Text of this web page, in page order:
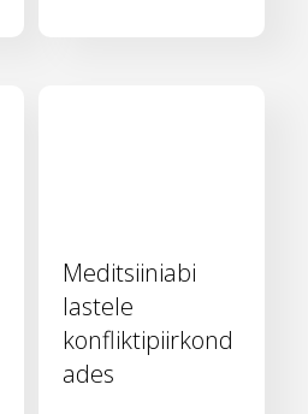
Meditsiiniabi
lastele
konfliktipiirkond
ades